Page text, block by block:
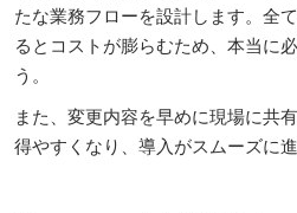
たな業務フローを設計します。全
るとコストが膨らむため、本当に
う。
また、変更内容を早めに現場に共
得やすくなり、導入がスムーズに進